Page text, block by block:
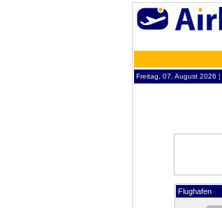
Freitag, 07. August 2026 ¦
Flughafen